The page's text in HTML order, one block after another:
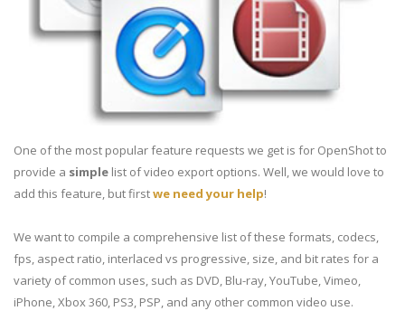
One of the most popular feature requests we get is for OpenShot to
provide a simple list of video export options. Well, we would love to
add this feature, but firstwe need your help!
We want to compile a comprehensive list of these formats, codecs,
fps, aspect ratio, interlaced vs progressive, size, and bit rates for a
variety of common uses, such as DVD, Blu-ray, YouTube, Vimeo,
iPhone, Xbox 360, PS3, PSP, and any other common video use.